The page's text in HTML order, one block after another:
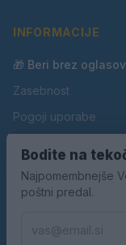
INFORMACIJE
🎁 Beri brez oglasov
Zasebnost
Pogoji uporabe
Oglaševanje
Kontakt
Bodite na
Najpomembnejše
poštni predal.